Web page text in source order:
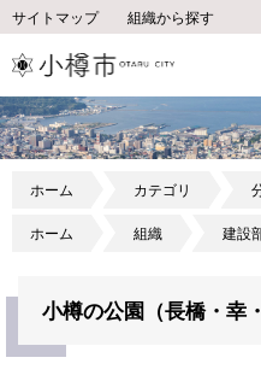
サイトマップ 組織から探す
ホーム カテゴリ
ホーム 組織 建設
小樽の公園（長橋・幸